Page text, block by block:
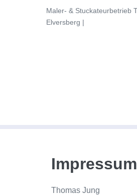
Maler- & Stuckateurbetrieb
Elversberg |
Impressum
Thomas Jung